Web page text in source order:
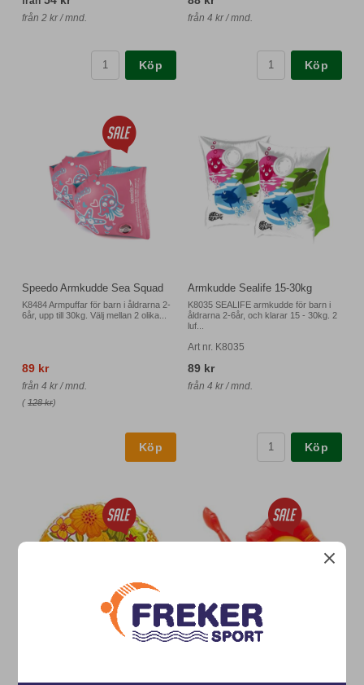
från 2 kr / mnd.
Köp
från 4 kr / mnd.
Köp
Speedo Armkudde Sea Squad
K8484 Armpuffar för barn i åldrarna 2-
6år, upp till 30kg. Välj mellan 2 olika...
89 kr
från 4 kr / mnd.
( 128 kr)
Armkudde Sealife 15-30kg
K8035 SEALIFE armkudde för barn i
åldrarna 2-6år, och klarar 15 - 30kg. 2
luf...
Art nr. K8035
89 kr
från 4 kr / mnd.
Köp